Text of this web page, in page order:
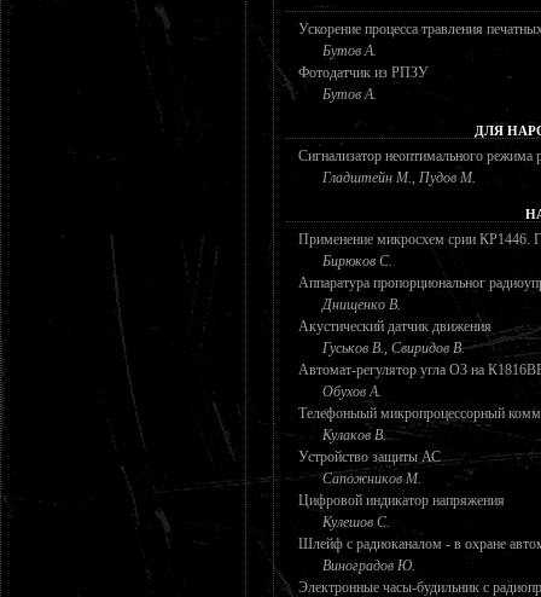
Ускорение процесса травления
Бутов А.
Фотодатчик из РПЗУ
Бутов А.
ДЛЯ
Сигнализатор неоптимального режима
Гладштейн М., Пудов М.
Применение микросхем срии КР1446.
Бирюков С.
Аппаратура пропорциональног
Днищенко В.
Акустический датчик движения
Гуськов В., Свиридов В.
Автомат-регулятор угла ОЗ на
Обухов А.
Телефоныый микропроцессорный
Кулаков В.
Устройство защиты АС
Сапожников М.
Цифровой индикатор напряжения
Кулешов С.
Шлейф с радиоканалом - в охране
Виноградов Ю.
Электронные часы-будильник с